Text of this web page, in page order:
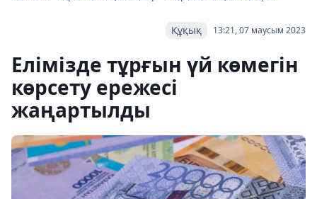
13:21, 07 маусым 2023
Құқық
Елімізде тұрғын үй көмегін
көрсету ережесі
жаңартылды